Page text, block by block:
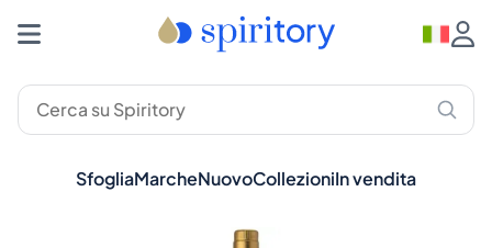
SfogliaMarcheNuovoCollezioniIn vendita